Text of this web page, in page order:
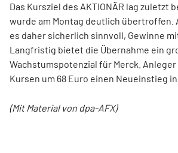
Das Kursziel des AKTIONÄR lag zuletzt
wurde am Montag deutlich übertroffen.
es daher sicherlich sinnvoll, Gewinne
Langfristig bietet die Übernahme ein
Wachstumspotenzial für Merck.
Kursen um 68 Euro einen Neueinstieg
(Mit Material von dpa-AFX)